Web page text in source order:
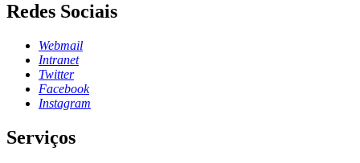
Redes Sociais
Webmail
Intranet
Twitter
Facebook
Instagram
Serviços